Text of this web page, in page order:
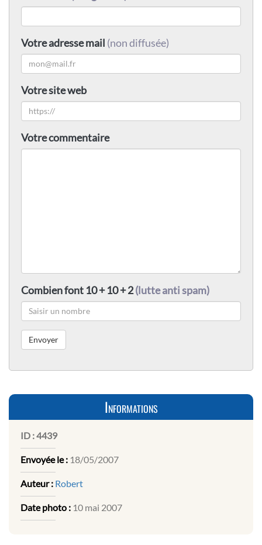
Votre adresse mail (non diffusée)
Votre site web
Votre commentaire
Combien font 10 + 10 + 2(lutte anti spam)
Informations
ID :4439
Envoyée le : 18/05/2007
Auteur : Robert
Date photo : 10 mai 2007